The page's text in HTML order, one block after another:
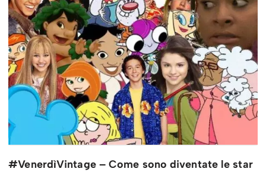
#VenerdìVintage – Come sono diventate le star